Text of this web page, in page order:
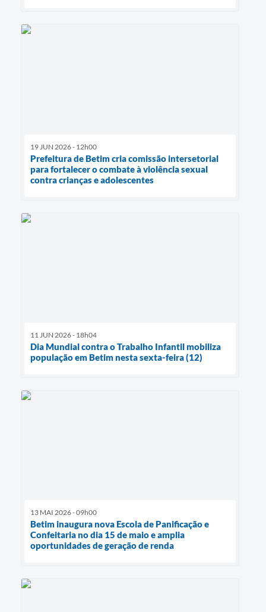
19 JUN 2026 - 12h00
Prefeitura de Betim cria comissão intersetorial
para fortalecer o combate à violência sexual
contra crianças e adolescentes
11 JUN 2026 - 18h04
Dia Mundial contra o Trabalho Infantil mobiliza
população em Betim nesta sexta-feira (12)
13 MAI 2026 - 09h00
Betim inaugura nova Escola de Panificação e
Confeitaria no dia 15 de maio e amplia
oportunidades de geração de renda